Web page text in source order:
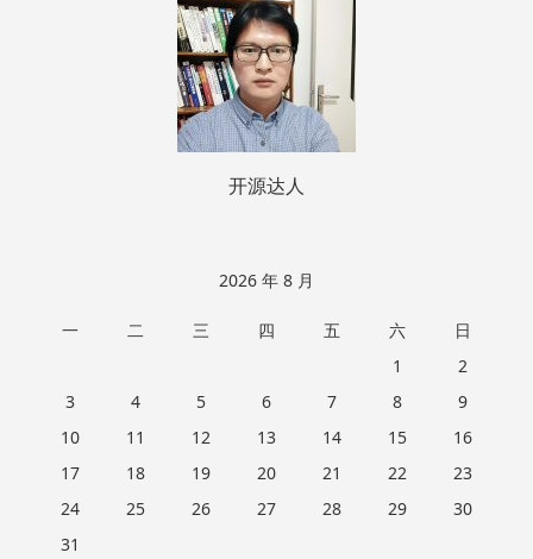
开源达人
2026 年 8 月
一 二 三 四 五 六
日
1
2
3
4 5 6 7 8
9
10
11 12 13 14 15
16
17
18 19 20 21 22
23
24
25 26 27 28 29
30
31